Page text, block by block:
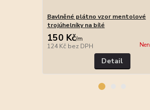
Bavlněné plátno vzor mentolové
trojúhelníky na bílé
150 Kč/m
124 Kč bez DPH
Detail